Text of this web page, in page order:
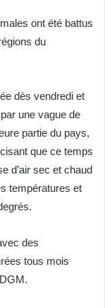
ont été battus
du
dès vendredi et
une vague de
partie du pays,
que ce temps
d’air sec et chaud
températures et
des
tous mois